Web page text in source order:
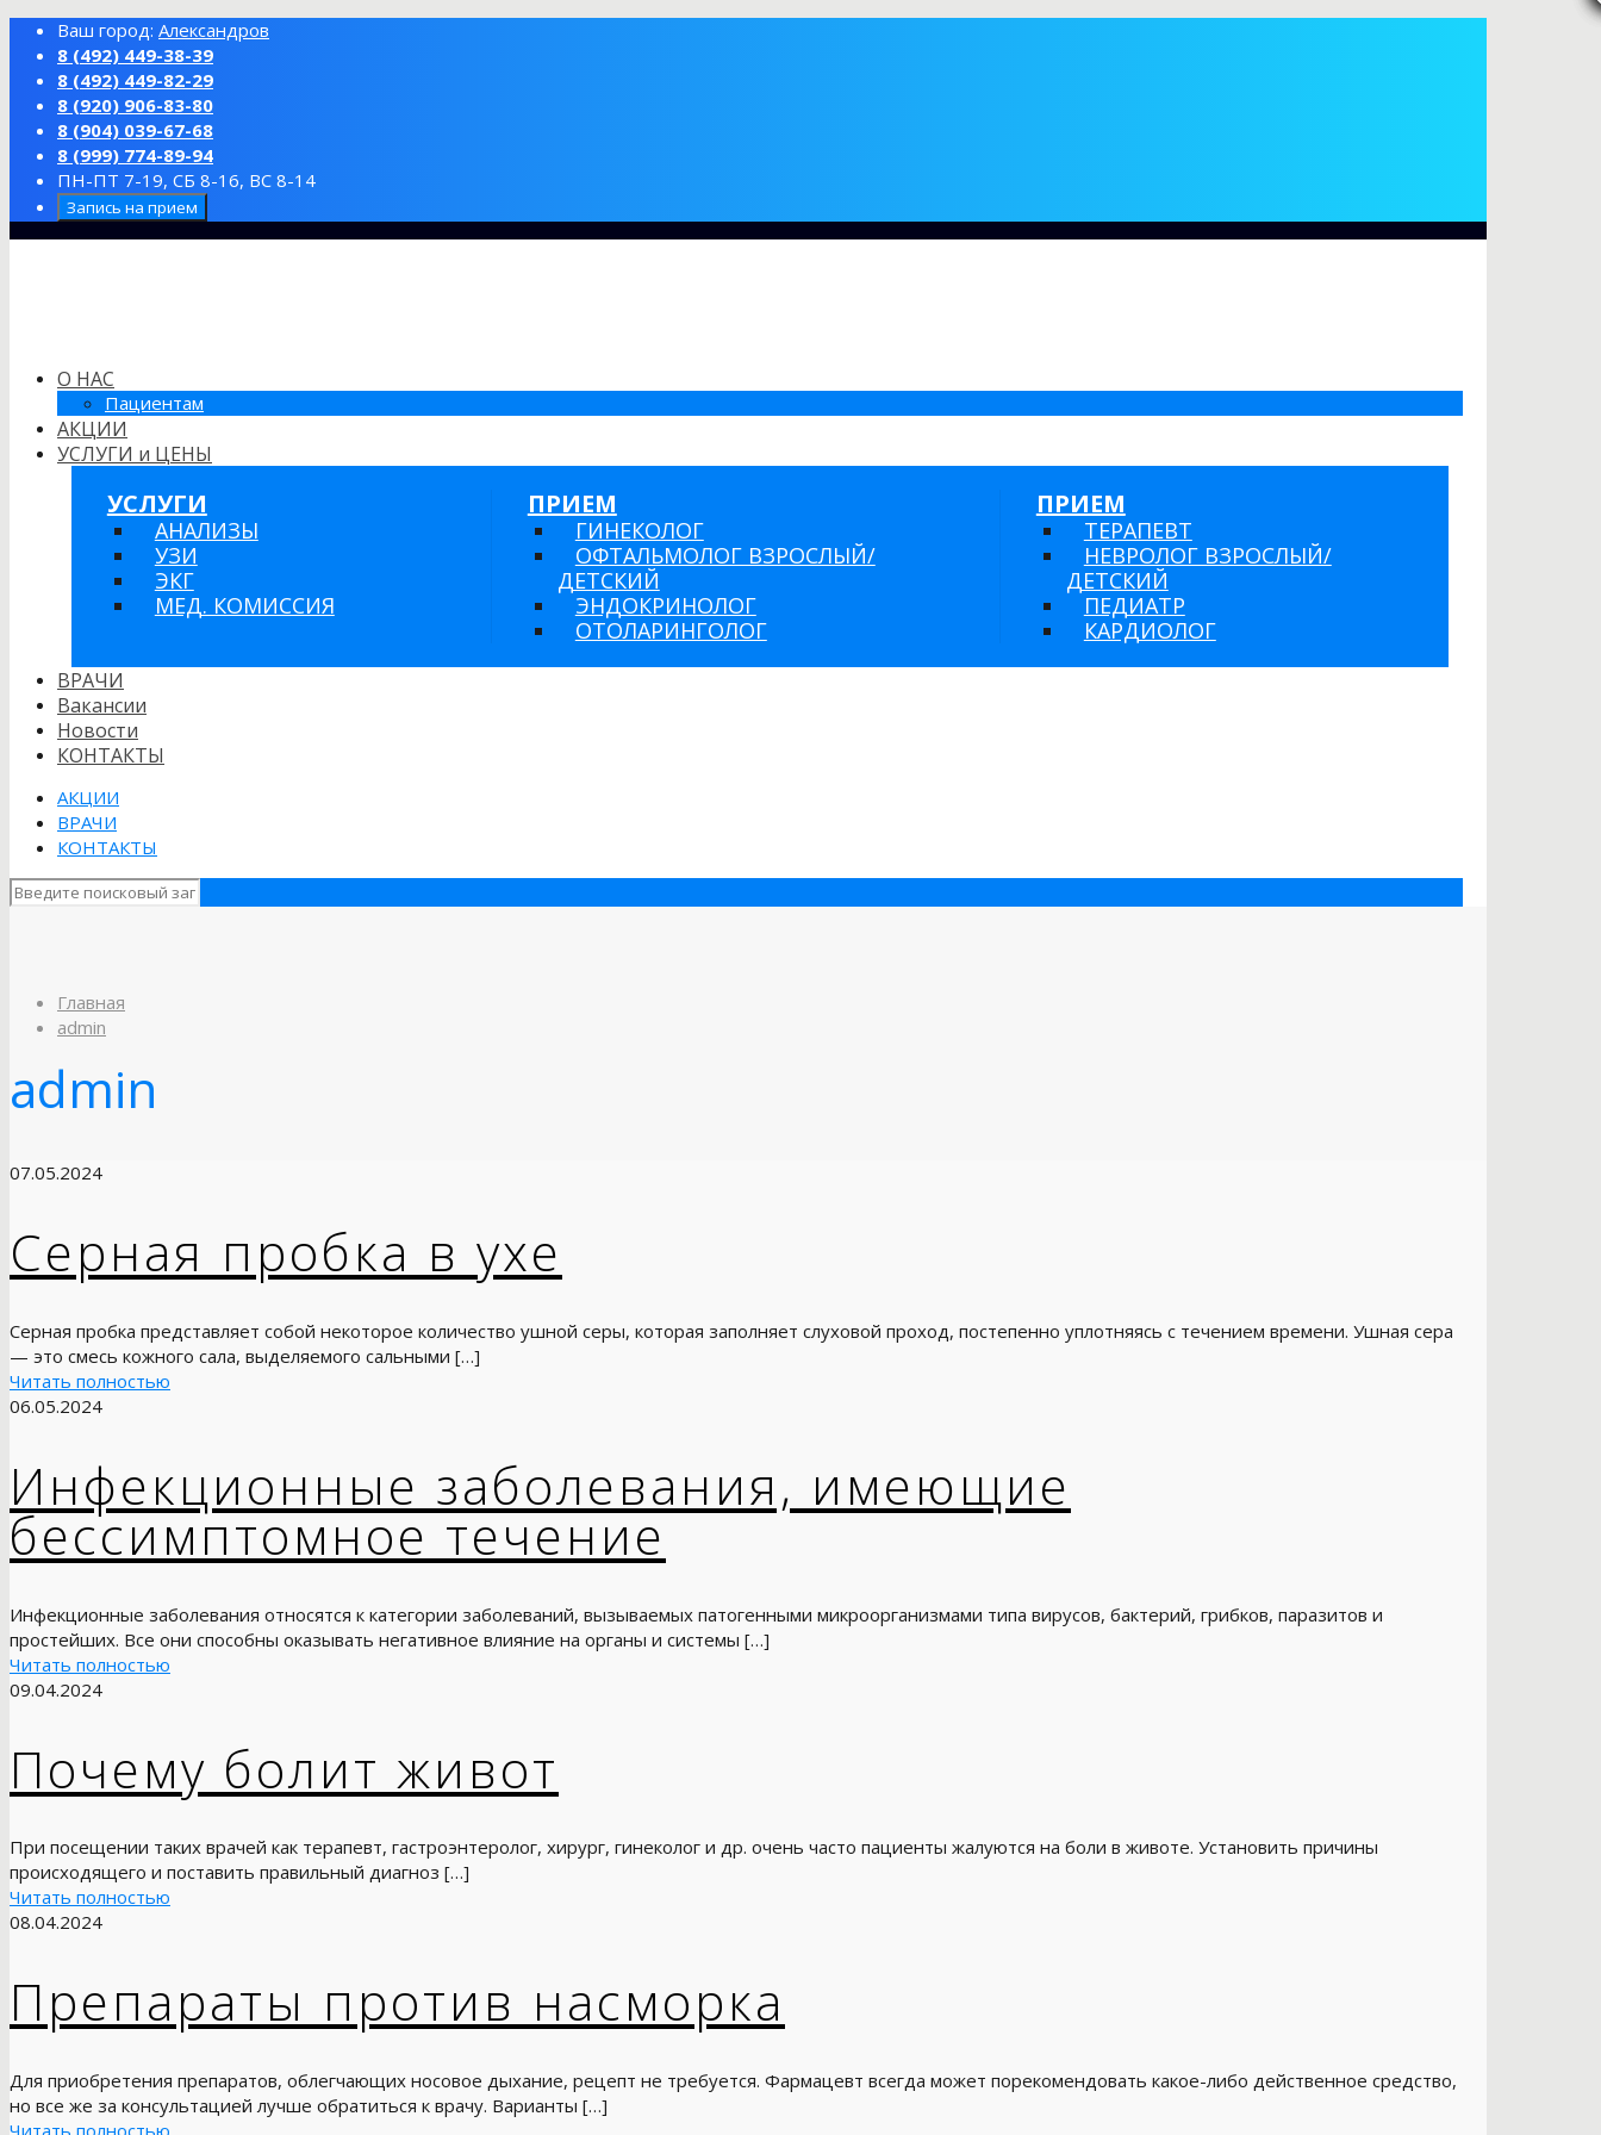
Ваш город: Александров
8 (492) 449-38-39
8 (492) 449-82-29
8 (920) 906-83-80
8 (904) 039-67-68
8 (999) 774-89-94
ПН-ПТ 7-19, СБ 8-16, ВС 8-14
Запись на прием
О НАС
Пациентам
АКЦИИ
УСЛУГИ и ЦЕНЫ
УСЛУГИ
АНАЛИЗЫ
УЗИ
ЭКГ
МЕД. КОМИССИЯ
ПРИЕМ
ГИНЕКОЛОГ
ОФТАЛЬМОЛОГ ВЗРОСЛЫЙ/
ДЕТСКИЙ
ЭНДОКРИНОЛОГ
ОТОЛАРИНГОЛОГ
ПРИЕМ
ТЕРАПЕВТ
НЕВРОЛОГ ВЗРОСЛЫЙ/
ДЕТСКИЙ
ПЕДИАТР
КАРДИОЛОГ
ВРАЧИ
Вакансии
Новости
КОНТАКТЫ
АКЦИИ
ВРАЧИ
КОНТАКТЫ
Главная
admin
admin
07.05.2024
Серная пробка в ухе
Серная пробка представляет собой некоторое количество ушной серы, которая заполняет слуховой проход, постепенно уплотняясь с течением времени. Ушная сера
— это смесь кожного сала, выделяемого сальными […]
Читать полностью
06.05.2024
Инфекционные заболевания, имеющие
бессимптомное течение
Инфекционные заболевания относятся к категории заболеваний, вызываемых патогенными микроорганизмами типа вирусов, бактерий, грибков, паразитов и
простейших. Все они способны оказывать негативное влияние на органы и системы […]
Читать полностью
09.04.2024
Почему болит живот
При посещении таких врачей как терапевт, гастроэнтеролог, хирург, гинеколог и др. очень часто пациенты жалуются на боли в животе. Установить причины
происходящего и поставить правильный диагноз […]
Читать полностью
08.04.2024
Препараты против насморка
Для приобретения препаратов, облегчающих носовое дыхание, рецепт не требуется. Фармацевт всегда может порекомендовать какое-либо действенное средство,
но все же за консультацией лучше обратиться к врачу. Варианты […]